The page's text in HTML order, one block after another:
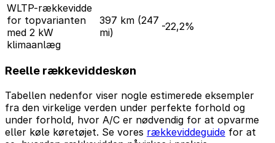
WLTP-rækkevidde
for topvarianten
med 2 kW
klimaanlæg
397 km (247
mi)
-22,2%
Reelle rækkeviddeskøn
Tabellen nedenfor viser nogle estimerede eksempler
fra den virkelige verden under perfekte forhold og
under forhold, hvor A/C er nødvendig for at opvarme
eller køle køretøjet. Se vores rækkeviddeguide for at